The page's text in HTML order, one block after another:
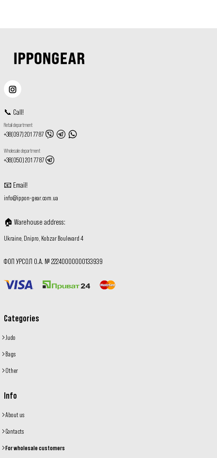
📞 Call!
Retail department
+38(097) 201 77 87
Wholesale department
+38(050) 201 77 87
📧 Email!
info@ippon-gear.com.ua
🏠 Warehouse address:
Ukraine, Dnipro, Kobzar Boulevard 4
ФОП УРСОЛ О.А. № 22240000000133939
Categories
Judo
Bags
Other
Info
About us
Contacts
For wholesale customers